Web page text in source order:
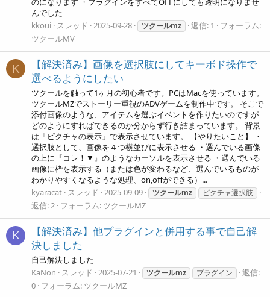
んでした
kkoui スレッド 2025-09-28 ツクールmz 返信: 1
フォーラム:
ツクールMV
K
【解決済み】画像を選択肢にしてキーボド操作で
選べるようにしたい
ツクールを触って1ヶ月の初心者です。PCはMacを使っています。
ツクールMZでストーリー重視のADVゲームを制作中です。 そこで
添付画像のような、アイテムを選ぶイベントを作りたいのですが
どのようにすればできるのか分からず行き詰まっています。 背景
は「ピクチャの表示」で表示させています。 【やりたいこと】 ・
選択肢として、画像を４つ横並びに表示させる ・選んでいる画像
の上に『コレ！▼』のようなカーソルを表示させる ・選んでいる
画像に枠を表示する（または色が変わるなど、選んでいるものが
わかりやすくなるような処理、on,offができる）...
kyaracat スレッド 2025-09-09 ツクールmz ピクチャ選択肢
返信: 2 フォーラム: ツクールMZ
K
【解決済み】他プラグインと併用する事で自己解
決しました
自己解決しました
KaNon
スレッド 2025-07-21 ツクールmz プラグイン
返信:
0 フォーラム: ツクールMZ